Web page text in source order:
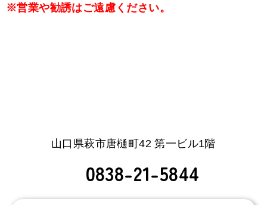
※営業や勧誘はご遠慮ください。
山口県萩市唐樋町42 第一ビル1階
0838-21-5844